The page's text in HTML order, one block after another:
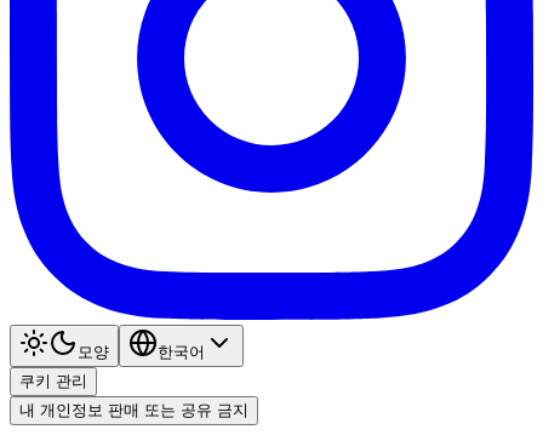
모양
한국어
쿠키 관리
내 개인정보 판매 또는 공유 금지